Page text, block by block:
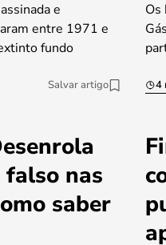
e
entre 1971 e
fundo
Salvar artigo
Os
4
nas
saber